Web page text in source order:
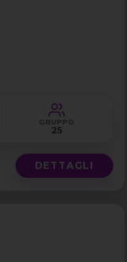
GRUPPO
25
DETTAGLI